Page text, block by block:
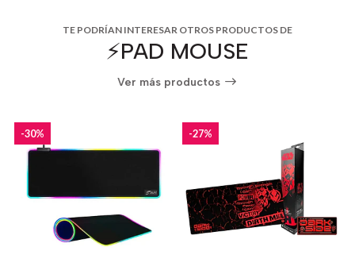
TE PODRÍAN INTERESAR OTROS PRODUCTOS DE
⚡️PAD MOUSE
Ver más productos
-30% -27%